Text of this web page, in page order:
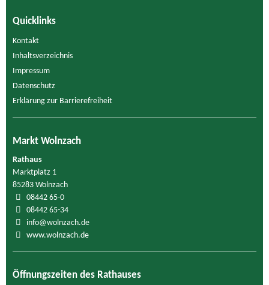
Quicklinks
Kontakt
Inhaltsverzeichnis
Impressum
Datenschutz
Erklärung zur Barrierefreiheit
Markt Wolnzach
Rathaus
Marktplatz 1
85283 Wolnzach
08442 65-0
08442 65-34
info@wolnzach.de
www.wolnzach.de
Öffnungszeiten des Rathauses